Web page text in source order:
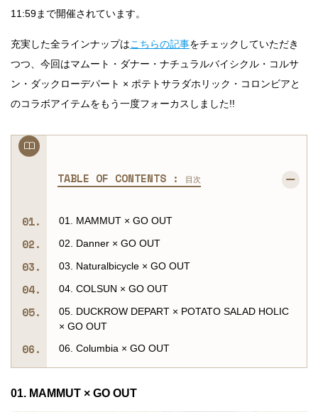
11:59まで開催されています。
充実した全ラインナップはこちらの記事をチェックしていただき
つつ、今回はマムート・ダナー・ナチュラルバイシクル・コルサ
ン・ダックローデパート × ポテトサラダホリック・コロンビアと
のコラボアイテムをもう一度フォーカスしました!!
TABLE OF CONTENTS : 目次
01. MAMMUT × GO OUT
02. Danner × GO OUT
03. Naturalbicycle × GO OUT
04. COLSUN × GO OUT
05. DUCKROW DEPART × POTATO SALAD HOLIC
× GO OUT
06. Columbia × GO OUT
01. MAMMUT × GO OUT